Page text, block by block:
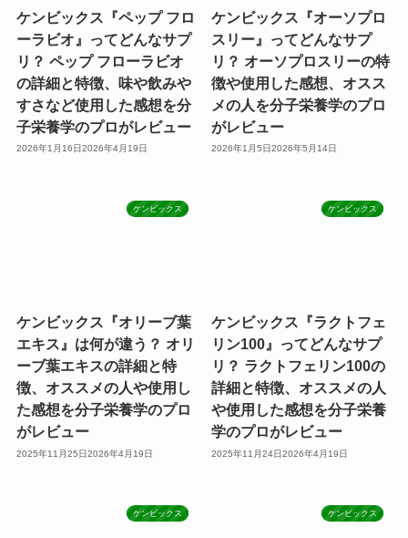
ケンビックス『ペップ フロ
ーラビオ』ってどんなサプ
リ？ ペップ フローラビオ
の詳細と特徴、味や飲みや
すさなど使用した感想を分
子栄養学のプロがレビュー
2026年1月16日2026年4月19日
ケンビックス『オーソプロ
スリー』ってどんなサプ
リ？ オーソプロスリーの特
徴や使用した感想、オスス
メの人を分子栄養学のプロ
がレビュー
2026年1月5日2026年5月14日
ケンビックス
ケンビックス『オリーブ葉
エキス』は何が違う？ オリ
ーブ葉エキスの詳細と特
徴、オススメの人や使用し
た感想を分子栄養学のプロ
がレビュー
2025年11月25日2026年4月19日
ケンビックス
ケンビックス『ラクトフェ
リン100』ってどんなサプ
リ？ ラクトフェリン100の
詳細と特徴、オススメの人
や使用した感想を分子栄養
学のプロがレビュー
2025年11月24日2026年4月19日
ケンビックス ケンビックス